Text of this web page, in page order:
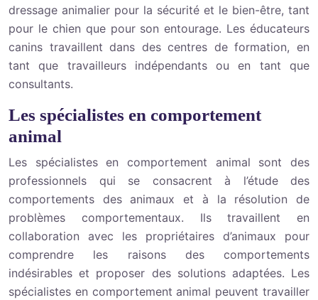
dressage animalier pour la sécurité et le bien-être, tant
pour le chien que pour son entourage. Les éducateurs
canins travaillent dans des centres de formation, en
tant que travailleurs indépendants ou en tant que
consultants.
Les spécialistes en comportement
animal
Les spécialistes en comportement animal sont des
professionnels qui se consacrent à l’étude des
comportements des animaux et à la résolution de
problèmes comportementaux. Ils travaillent en
collaboration avec les propriétaires d’animaux pour
comprendre les raisons des comportements
indésirables et proposer des solutions adaptées. Les
spécialistes en comportement animal peuvent travailler